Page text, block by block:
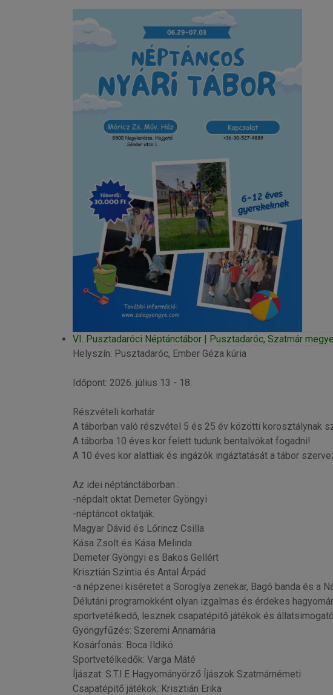
VI. Pusztadaróci Néptánctábor | Pusztadaróc, Szatmár
Helyszín: Pusztadaróc, Ember Géza kúria
Időpont: 2026. július 13 - 18.
Részvételi korhatár
A táborban való részvétel 5 és 25 év közötti korosztálynak
A táborba 10 éves kor felett tudunk bentalvókat fogadni!
A 10 éves kor alattiak és ingázók ingáztatását a tábor
Az idei néptánctáborban :
-népdalt oktat Demeter Gyöngyi
-néptáncot oktatják:
Magyar Dávid és Lőrincz Csilla
Kása Zsolt és Kása Melinda
Demeter Gyöngyi es Bakos Gellért
Krisztián Szintia és Antal Árpád
-a népzenei kiséretet a Soroglya zenekar, Bagó banda és a
Délutáni programokként olyan izgalmas és érdekes
sportvetélkedő, lesznek csapatépitő játékok és
Gyöngyfűzés: Szeremi Annamária
Kosárfonás: Boca Ildikó
Sportvetélkedők: Varga Máté
Íjászat: S.T.I.E Hagyományörző Íjászok Szatmárnémeti
Csapatépitő játékok: Krisztián Erika